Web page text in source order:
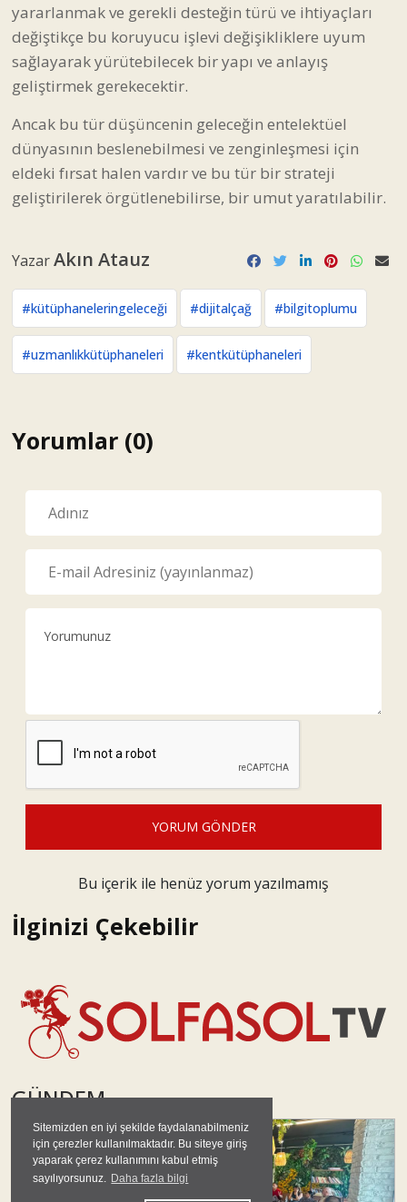
Sitemizden en iyi şekilde faydalanabilmeniz
için çerezler kullanılmaktadır. Bu siteye giriş
yaparak çerez kullanımını kabul etmiş
sayılıyorsunuz. Daha fazla bilgi
yararlanmak ve gerekli desteğin türü ve ihtiyaçları
değiştikçe bu koruyucu işlevi değişikliklere uyum
sağlayarak yürütebilecek bir yapı ve anlayış
geliştirmek gerekecektir.
Ancak bu tür düşüncenin geleceğin entelektüel
dünyasının beslenebilmesi ve zenginleşmesi için
eldeki fırsat halen vardır ve bu tür bir strateji
geliştirilerek örgütlenebilirse, bir umut yaratılabilir.
YazarAkın Atauz
#kütüphaneleringeleceği #dijitalçağ #bilgitoplumu
#uzmanlıkkütüphaneleri #kentkütüphaneleri
Yorumlar (0)
YORUM GÖNDER
Bu içerik ile henüz yorum yazılmamış
İlginizi Çekebilir
GÜNDEM
yeni parti